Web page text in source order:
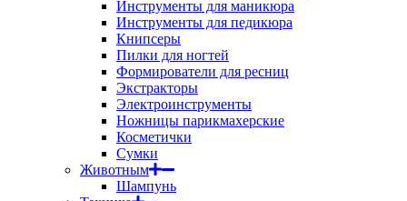
Инструменты для маникюра
Инструменты для педикюра
Книпсеры
Пилки для ногтей
Формирователи для ресниц
Экстракторы
Электроинструменты
Ножницы парикмахерские
Косметички
Сумки
Животным
Шампунь